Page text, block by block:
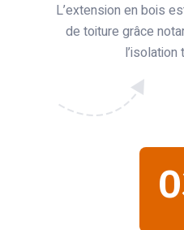
L’extension en bois
de toiture grâce
l’isolation